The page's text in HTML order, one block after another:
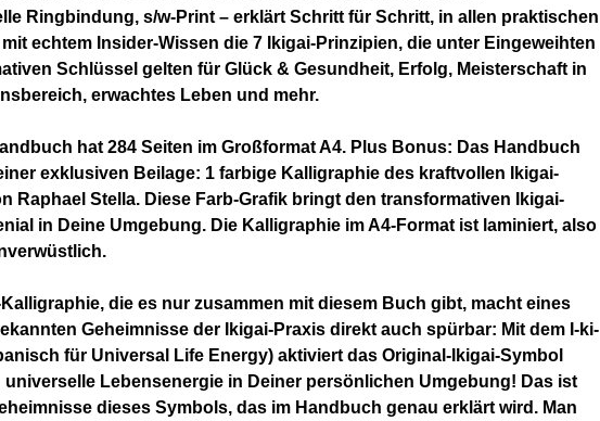
Ringbindung, s/w-Print – erklärt Schritt für Schritt, in allen praktischen
echtem Insider-Wissen die 7 Ikigai-Prinzipien, die unter Eingeweihten
Schlüssel gelten für Glück & Gesundheit, Erfolg, Meisterschaft in
erwachtes Leben und mehr.
hat 284 Seiten im Großformat A4. Plus Bonus: Das Handbuch
exklusiven Beilage: 1 farbige Kalligraphie des kraftvollen Ikigai-
Raphael Stella. Diese Farb-Grafik bringt den transformativen Ikigai-
in Deine Umgebung. Die Kalligraphie im A4-Format ist laminiert, also
die es nur zusammen mit diesem Buch gibt, macht eines
Geheimnisse der Ikigai-Praxis direkt auch spürbar: Mit dem I-ki-
für Universal Life Energy) aktiviert das Original-Ikigai-Symbol
universelle Lebensenergie in Deiner persönlichen Umgebung! Das ist
dieses Symbols, das im Handbuch genau erklärt wird. Man